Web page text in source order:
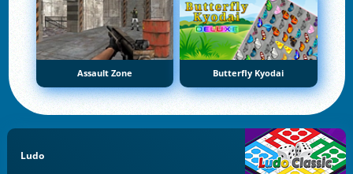
Assault Zone Butterfly Kyodai
Ludo